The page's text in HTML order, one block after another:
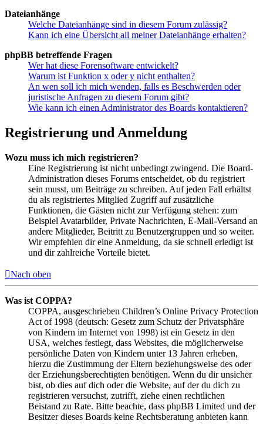
Dateianhänge
Welche Dateianhänge sind in diesem Forum zulässig?
Kann ich eine Übersicht all meiner Dateianhänge erhalten?
phpBB betreffende Fragen
Wer hat diese Forensoftware entwickelt?
Warum ist Funktion x oder y nicht enthalten?
An wen soll ich mich wenden, falls es Beschwerden oder
juristische Anfragen zu diesem Forum gibt?
Wie kann ich einen Administrator des Boards kontaktieren?
Registrierung und Anmeldung
Wozu muss ich mich registrieren?
Eine Registrierung ist nicht unbedingt zwingend. Die Board-
Administration dieses Forums entscheidet, ob du registriert
sein musst, um Beiträge zu schreiben. Auf jeden Fall erhältst
du als registriertes Mitglied Zugriff auf zusätzliche
Funktionen, die Gästen nicht zur Verfügung stehen: zum
Beispiel Avatarbilder, Private Nachrichten, E-Mail-Versand an
andere Mitglieder, Beitritt zu Benutzergruppen und so weiter.
Wir empfehlen dir eine Anmeldung, da sie schnell erledigt ist
und dir zahlreiche Vorteile bietet.
Nach oben
Was ist COPPA?
COPPA, ausgeschrieben Children’s Online Privacy Protection
Act of 1998 (deutsch: Gesetz zum Schutz der Privatsphäre
von Kindern im Internet von 1998) ist ein Gesetz in den
USA, welches festlegt, dass Websites, die möglicherweise
persönliche Daten von Kindern unter 13 Jahren erheben,
hierzu die Zustimmung der Eltern beziehungsweise des oder
der Erziehungsberechtigten benötigen. Wenn du dir unsicher
bist, ob dies auf dich oder die Website, auf der du dich zu
registrieren versuchst, zutrifft, ziehe einen rechtlichen
Beistand zu Rate. Bitte beachte, dass phpBB Limited und der
Besitzer dieses Boards keine Rechtsberatung anbieten kann